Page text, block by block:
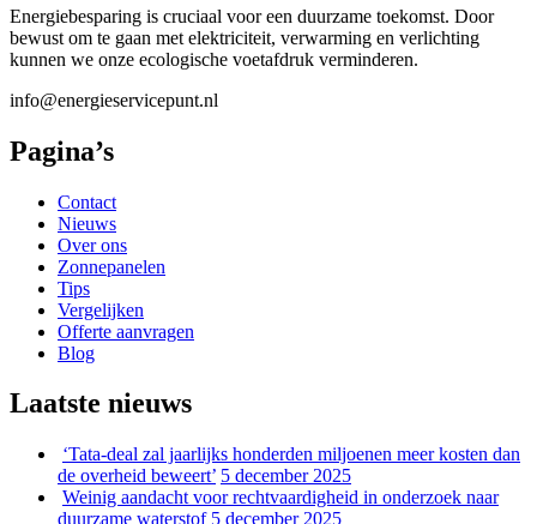
Energiebesparing is cruciaal voor een duurzame toekomst. Door
bewust om te gaan met elektriciteit, verwarming en verlichting
kunnen we onze ecologische voetafdruk verminderen.
info@energieservicepunt.nl
Pagina’s
Contact
Nieuws
Over ons
Zonnepanelen
Tips
Vergelijken
Offerte aanvragen
Blog
Laatste nieuws
‘Tata-deal zal jaarlijks honderden miljoenen meer kosten dan
de overheid beweert’ 5 december 2025
Weinig aandacht voor rechtvaardigheid in onderzoek naar
duurzame waterstof 5 december 2025